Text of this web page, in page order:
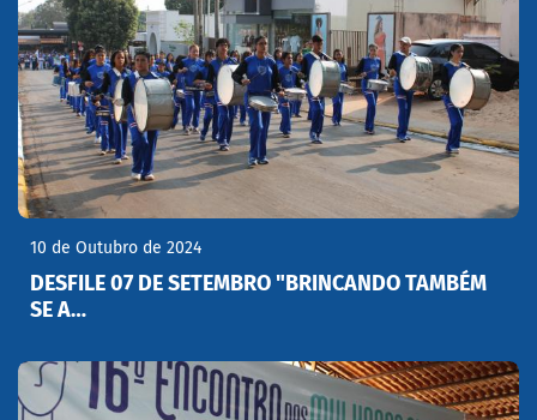
10 de Outubro de 2024
DESFILE 07 DE SETEMBRO "BRINCANDO TAMBÉM
SE A…